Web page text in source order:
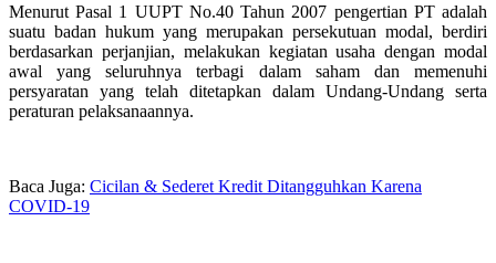
Menurut Pasal 1 UUPT No.40 Tahun 2007 pengertian PT adalah
suatu badan hukum yang merupakan persekutuan modal, berdiri
berdasarkan perjanjian, melakukan kegiatan usaha dengan modal
awal yang seluruhnya terbagi dalam saham dan memenuhi
persyaratan yang telah ditetapkan dalam Undang-Undang serta
peraturan pelaksanaannya.
Baca Juga: Cicilan & Sederet Kredit Ditangguhkan Karena
COVID-19